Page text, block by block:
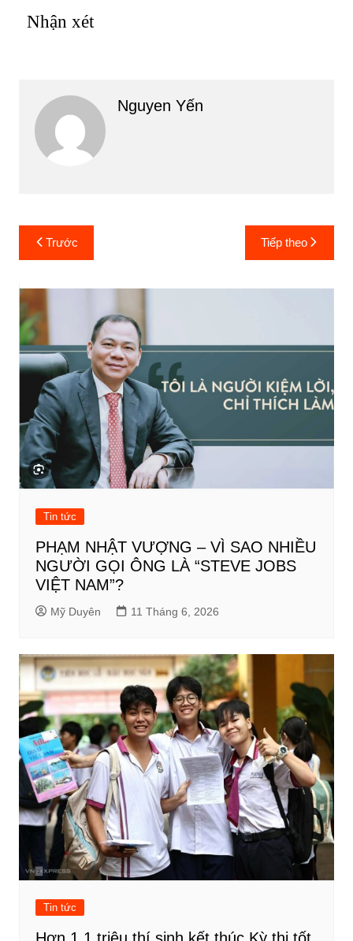
Nhận xét
Nguyen Yến
Điều
hướng
bài
viết
Trước Tiếp theo
Tin tức
PHẠM NHẬT VƯỢNG – VÌ SAO NHIỀU
NGƯỜI GỌI ÔNG LÀ “STEVE JOBS
VIỆT NAM”?
Mỹ Duyên 11 Tháng 6, 2026
Tin tức